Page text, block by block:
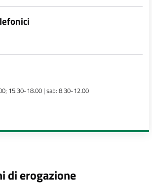
15.30-18.00 | sab: 8.30-12.00
di erogazione